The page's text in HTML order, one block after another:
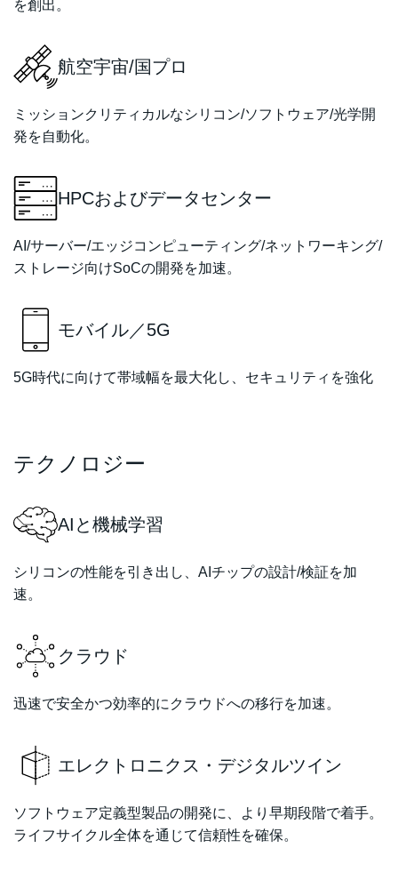
を創出。
航空宇宙/国プロ
ミッションクリティカルなシリコン/ソフトウェア/光学開
発を自動化。
HPCおよびデータセンター
AI/サーバー/エッジコンピューティング/ネットワーキング/
ストレージ向けSoCの開発を加速。
モバイル／5G
5G時代に向けて帯域幅を最大化し、セキュリティを強化
テクノロジー
AIと機械学習
シリコンの性能を引き出し、AIチップの設計/検証を加
速。
クラウド
迅速で安全かつ効率的にクラウドへの移行を加速。
エレクトロニクス・デジタルツイン
ソフトウェア定義型製品の開発に、より早期段階で着手。
ライフサイクル全体を通じて信頼性を確保。